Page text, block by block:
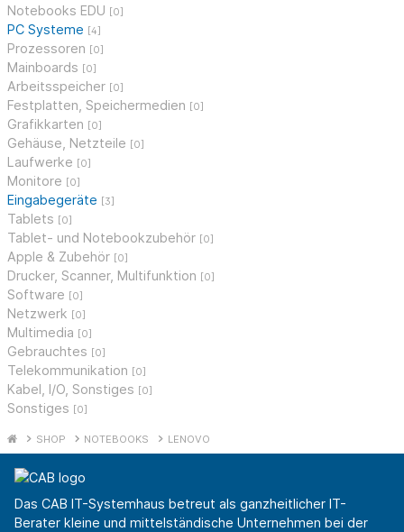
Notebooks EDU [0]
PC Systeme [4]
Prozessoren [0]
Mainboards [0]
Arbeitsspeicher [0]
Festplatten, Speichermedien [0]
Grafikkarten [0]
Gehäuse, Netzteile [0]
Laufwerke [0]
Monitore [0]
Eingabegeräte [3]
Tablets [0]
Tablet- und Notebookzubehör [0]
Apple & Zubehör [0]
Drucker, Scanner, Multifunktion [0]
Software [0]
Netzwerk [0]
Multimedia [0]
Gebrauchtes [0]
Telekommunikation [0]
Kabel, I/O, Sonstiges [0]
Sonstiges [0]
SHOP NOTEBOOKS LENOVO
Das CAB IT-Systemhaus betreut als ganzheitlicher IT-
Berater kleine und mittelständische Unternehmen bei der